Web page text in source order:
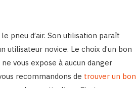
pneu d’air. Son utilisation paraît
utilisateur novice. Le choix d’un bon
vous expose à aucun danger
recommandons de trouver un bon